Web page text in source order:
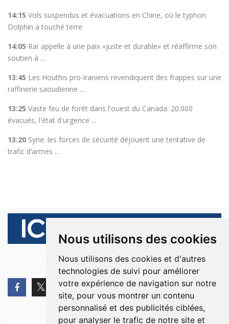
Nous utilisons des cookies
Nous utilisons des cookies et d'autres
technologies de suivi pour améliorer
votre expérience de navigation sur notre
site, pour vous montrer un contenu
personnalisé et des publicités ciblées,
pour analyser le trafic de notre site et
14:15 Vols suspendus et évacuations en Chine, où le typhon
Dolphin a touché terre
14:05 Raï appelle à une paix «juste et durable» et réaffirme son
soutien à ...
13:45 Les Houthis pro-iraniens revendiquent des frappes sur une
raffinerie saoudienne ...
13:25 Vaste feu de forêt dans l'ouest du Canada: 20.000
évacués, l'état d'urgence ...
13:20 Syrie: les forces de sécurité déjouent une tentative de
trafic d’armes ...
© 2026 Ici Beyrouth. Tous les droits sont réservés.